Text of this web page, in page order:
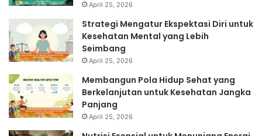
April 25, 2026
Strategi Mengatur Ekspektasi Diri untuk
Kesehatan Mental yang Lebih
Seimbang
April 25, 2026
Membangun Pola Hidup Sehat yang
Berkelanjutan untuk Kesehatan Jangka
Panjang
April 25, 2026